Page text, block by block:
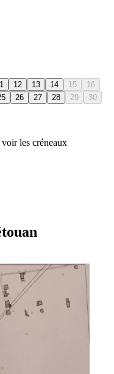
12 13 14 15
16
26 27 28 29
30
les créneaux